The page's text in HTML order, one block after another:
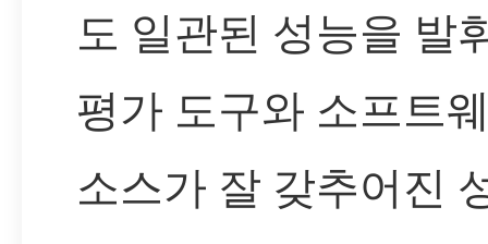
도 일관된 성능을 발
평가 도구와 소프트
소스가 잘 갖추어진